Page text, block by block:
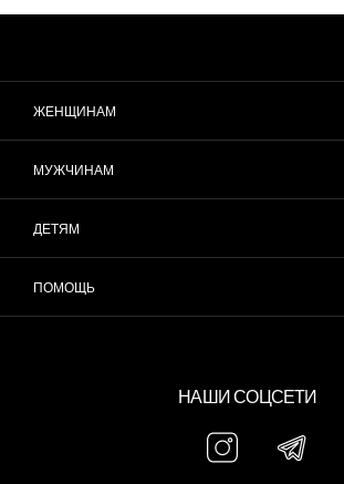
ЖЕНЩИНАМ
МУЖЧИНАМ
ДЕТЯМ
ПОМОЩЬ
НАШИ СОЦСЕТИ